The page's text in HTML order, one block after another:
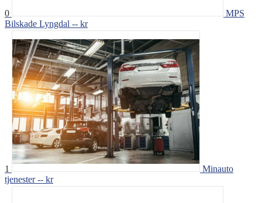
0
MPS
Bilskade Lyngdal -- kr
1
Minauto
tjenester -- kr